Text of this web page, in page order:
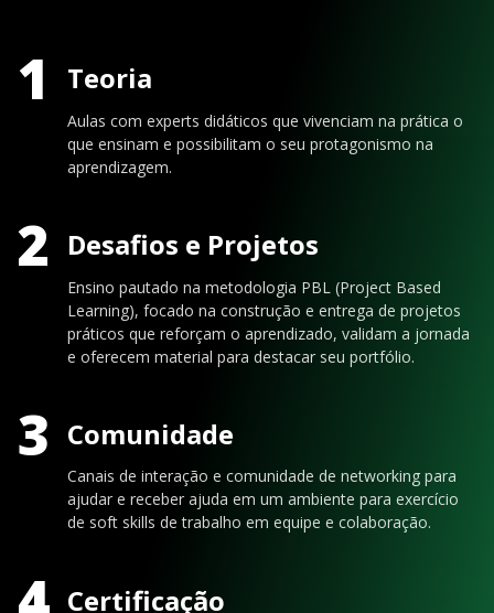
1 Teoria
Aulas com experts didáticos que vivenciam na prática o
que ensinam e possibilitam o seu protagonismo na
aprendizagem.
2 Desafios e Projetos
Ensino pautado na metodologia PBL (Project Based
Learning), focado na construção e entrega de projetos
práticos que reforçam o aprendizado, validam a jornada
e oferecem material para destacar seu portfólio.
3 Comunidade
Canais de interação e comunidade de networking para
ajudar e receber ajuda em um ambiente para exercício
de soft skills de trabalho em equipe e colaboração.
Certificação